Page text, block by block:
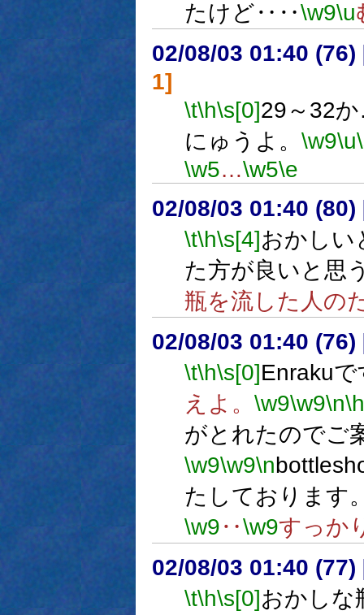
たけど‥‥\w9\u
02/08/03 01:40 (76)
1]
\t\h\s[0]29～32
にゅうよ。 \w9\u
\w5…\w5\e
02/08/03 01:40 (80)
\t\h\s[4]おかしい
た方が良いと思
瓶を流した人の
02/08/03 01:40 (76)
\t\h\s[0]Enrakuで
えよ。 \w9\w9\n\h
がとれたのでご
\w9\w9\n
たしております
\w9‥\w9すっか
02/08/03 01:40 (77)
\t\h\s[0]おかしな